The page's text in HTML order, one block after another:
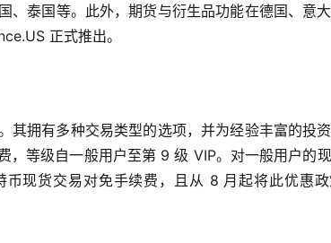
、泰国等。此外，期货与衍生品功能在德国、意
正式推出。
其拥有多种交易类型的选项，并为经验丰富的投
，等级自一般用户至第 9 级 VIP。对一般用户的
现货交易对免手续费，且从 8 月起将此优惠